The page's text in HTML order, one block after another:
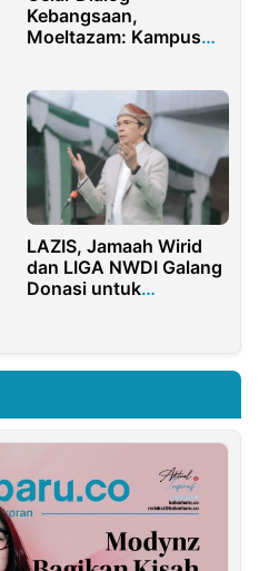
Kebangsaan,
Moeltazam: Kampus
LAZIS, Jamaah Wirid
dan LIGA NWDI Galang
Donasi untuk